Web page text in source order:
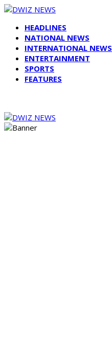
HEADLINES
NATIONAL NEWS
INTERNATIONAL NEWS
ENTERTAINMENT
SPORTS
FEATURES